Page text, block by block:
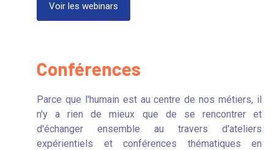
Voir les webinars
Conférences
Parce que l'humain est au centre de nos métiers, il
n'y a rien de mieux que de se rencontrer et
d'échanger ensemble au travers d'ateliers
expérientiels et conférences thématiques en